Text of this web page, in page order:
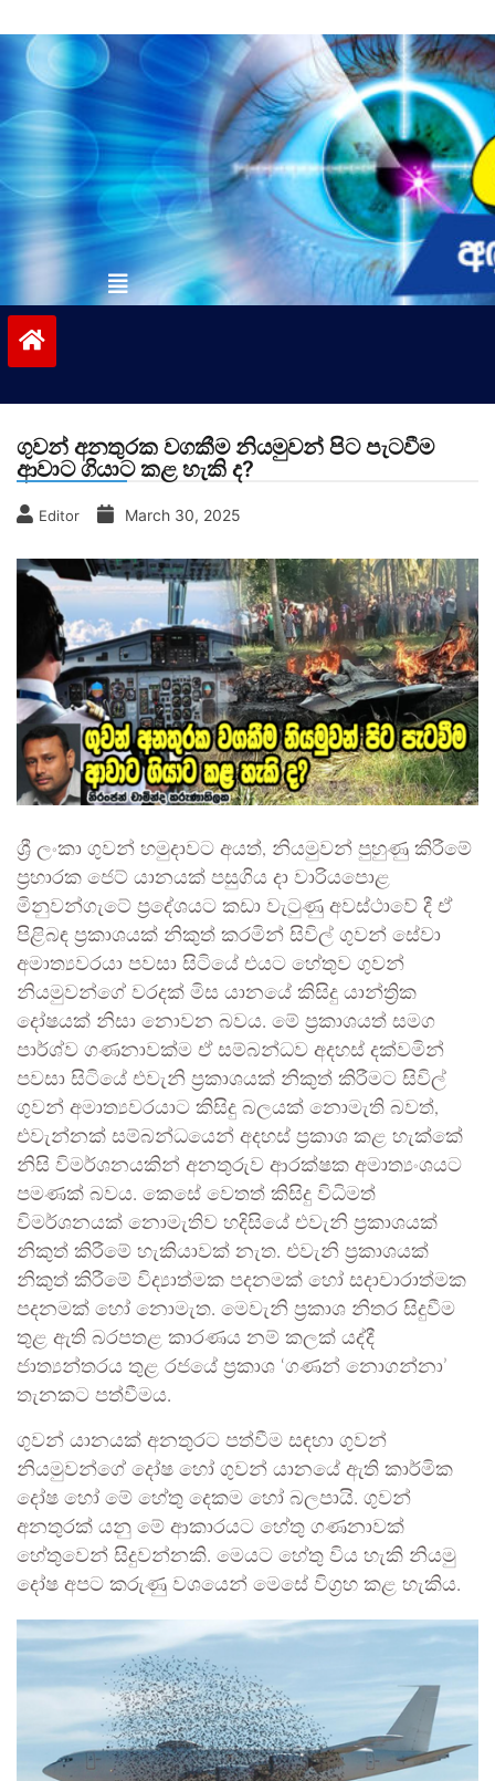
to
contentvinivida.lk
ගුවන් අනතුරක වගකීම නියමුවන් පිට පැටවීම
ආවාට ගියාට කළ හැකි ද?
Editor March 30, 2025
ශ්‍රී ලංකා ගුවන් හමුදාවට අයත්, නියමුවන් පුහුණු කිරීමේ
ප්‍රහාරක ජෙට් යානයක් පසුගිය දා වාරියපොළ
මිනුවන්ගැටේ ප්‍රදේශයට කඩා වැටුණු අවස්ථාවේ දී ඒ
පිළිබඳ ප්‍රකාශයක් නිකුත් කරමින් සිවිල් ගුවන් සේවා
අමාත්‍යවරයා පවසා සිටියේ එයට හේතුව ගුවන්
නියමුවන්ගේ වරදක් මිස යානයේ කිසිදු යාන්ත්‍රික
දෝෂයක් නිසා නොවන බවය. මේ ප්‍රකාශයත් සමග
පාර්ශ්ව ගණනාවක්ම ඒ සම්බන්ධව අදහස් දක්වමින්
පවසා සිටියේ එවැනි ප්‍රකාශයක් නිකුත් කිරීමට සිවිල්
ගුවන් අමාත්‍යවරයාට කිසිදු බලයක් නොමැති බවත්,
එවැන්නක් සම්බන්ධයෙන් අදහස් ප්‍රකාශ කළ හැක්කේ
නිසි විමර්ශනයකින් අනතුරුව ආරක්ෂක අමාත්‍යංශයට
පමණක් බවය. කෙසේ වෙතත් කිසිදු විධිමත්
විමර්ශනයක් නොමැතිව හදිසියේ එවැනි ප්‍රකාශයක්
නිකුත් කිරීමේ හැකියාවක් නැත. එවැනි ප්‍රකාශයක්
නිකුත් කිරීමේ විද්‍යාත්මක පදනමක් හෝ සදාචාරාත්මක
පදනමක් හෝ නොමැත. මෙවැනි ප්‍රකාශ නිතර සිදුවීම
තුළ ඇති බරපතළ කාරණය නම් කලක් යද්දී
ජාත්‍යන්තරය තුළ රජයේ ප්‍රකාශ ‘ගණන් නොගන්නා’
තැනකට පත්වීමය.
ගුවන් යානයක් අනතුරට පත්වීම සඳහා ගුවන්
නියමුවන්ගේ දෝෂ හෝ ගුවන් යානයේ ඇති කාර්මික
දෝෂ හෝ මේ හේතු දෙකම හෝ බලපායි. ගුවන්
අනතුරක් යනු මේ ආකාරයට හේතු ගණනාවක්
හේතුවෙන් සිදුවන්නකි. මෙයට හේතු විය හැකි නියමු
දෝෂ අපට කරුණු වශයෙන් මෙසේ විග්‍රහ කළ හැකිය.